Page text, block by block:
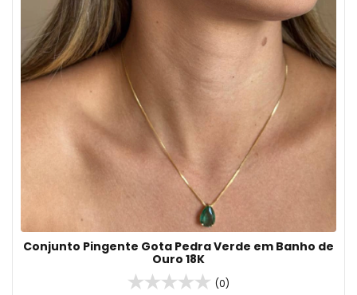
Conjunto Pingente Gota Pedra Verde em Banho de
Ouro 18K
(0)